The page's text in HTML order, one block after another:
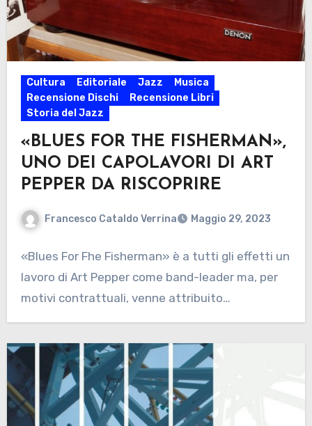
Cultura Editoriale Jazz
Musica
Recensione Dischi
Recensione Libri
Storia del Jazz
«BLUES FOR THE FISHERMAN»,
UNO DEI CAPOLAVORI DI ART
PEPPER DA RISCOPRIRE
Francesco Cataldo Verrina Maggio 29, 2023
«Blues For Fhe Fisherman» è a tutti gli effetti un
lavoro di Art Pepper come band-leader ma, per
motivi contrattuali, venne attribuito…